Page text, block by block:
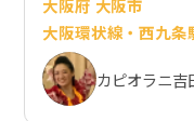
大阪府 大阪市
大阪環状線・西九条
カピオラニ吉